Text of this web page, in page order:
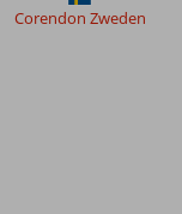
Corendon Zweden